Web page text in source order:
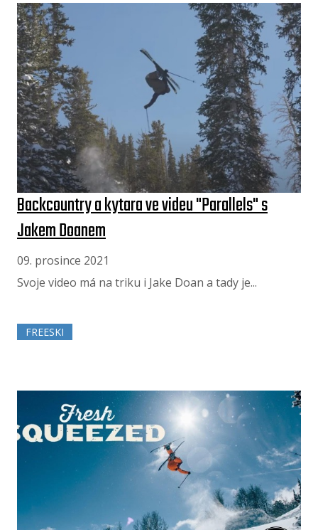
Backcountry a kytara ve videu "Parallels" s
Jakem Doanem
09. prosince 2021
Svoje video má na triku i Jake Doan a tady je...
FREESKI